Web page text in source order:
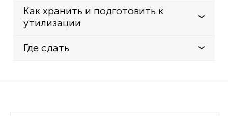
Как хранить и подготовить к
утилизации
Где сдать